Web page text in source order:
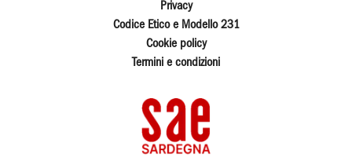
Privacy
Codice Etico e Modello 231
Cookie policy
Termini e condizioni